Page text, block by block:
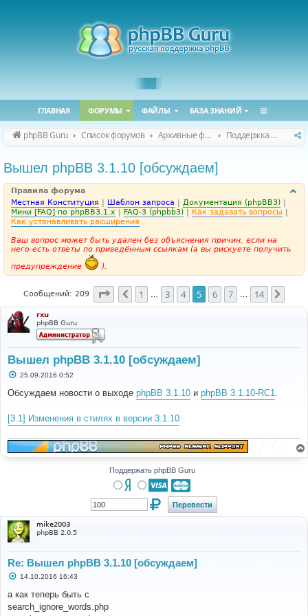
ГЛАВНАЯ ФОРУМЫ ФАЙЛЫ БАЗА ЗНАНИЙ
phpBB Guru Список форумов Архивные форумы Поддержка phpBB 3.1.x
Вышел phpBB 3.1.10 [обсуждаем]
Правила форума
Местная Конституция | Шаблон запроса | Документация (phpBB3) |
Мини [FAQ] по phpBB3.1.x | FAQ-3 (phpbb3) | Как задавать вопросы |
Как устанавливать расширения
Ваш вопрос может быть удален без объяснения причин, если на
него есть ответы по приведённым ссылкам (а вы рискуете получить
предупреждение
).
Сообщений: 209 Страница5 из 14
Пред.
1 3 4 5 6 7 14
rxu
phpBB Guru
Вышел phpBB 3.1.10 [обсуждаем]
С
о
б
е
н
е
25.09.2016 0:52
Обсуждаем новости о выходе phpBB 3.1.10 и phpBB 3.1.10-RC1.
[3.1] Изменения в стилях в версии 3.1.10
Поддержать phpBB Guru
mike2003
phpBB 2.0.5
Re: Вышел phpBB 3.1.10 [обсуждаем]
С
о
б
щ
14.10.2016 16:43
а как теперь быть с
search_ignore_words.php